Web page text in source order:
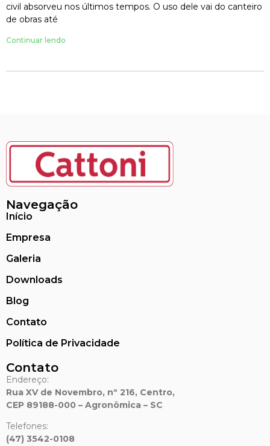
civil absorveu nos últimos tempos. O uso dele vai do canteiro
de obras até
Continuar lendo
Navegação
Início
Empresa
Galeria
Downloads
Blog
Contato
Política de Privacidade
Contato
Endereço:
Rua XV de Novembro, nº 216, Centro,
CEP 89188-000 – Agronômica – SC
Telefones:
(47) 3542-0108